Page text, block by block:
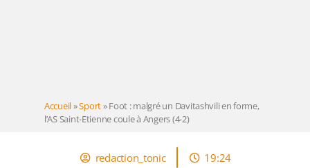
Accueil»Sport»Foot : malgré un Davitashvili en forme,
l’AS Saint-Etienne coule à Angers (4-2)
redaction_tonic
19:24